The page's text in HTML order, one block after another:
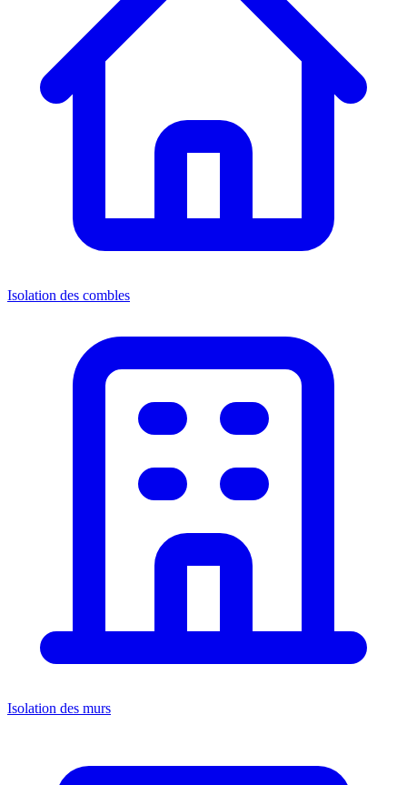
Isolation des combles
Isolation des murs